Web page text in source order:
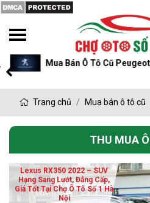
Mua Bán Ô Tô Cũ Peugeot
Trang chủ Mua bán ô tô cũ
THU MUA
Lexus RX350 2022 – SUV
Hạng Sang Lướt, Đẳng Cấp,
Giá Tốt Tại Chợ Ô Tô Số 1 Hà
Nội